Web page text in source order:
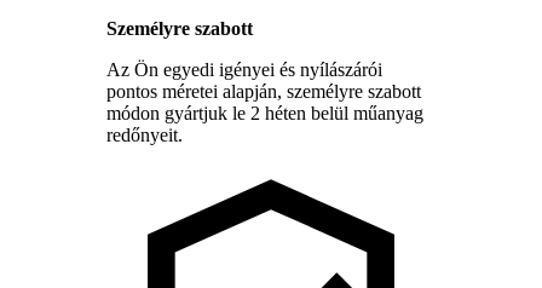
Személyre szabott
Az Ön egyedi igényei és nyílászárói
pontos méretei alapján, személyre szabott
módon gyártjuk le 2 héten belül műanyag
redőnyeit.